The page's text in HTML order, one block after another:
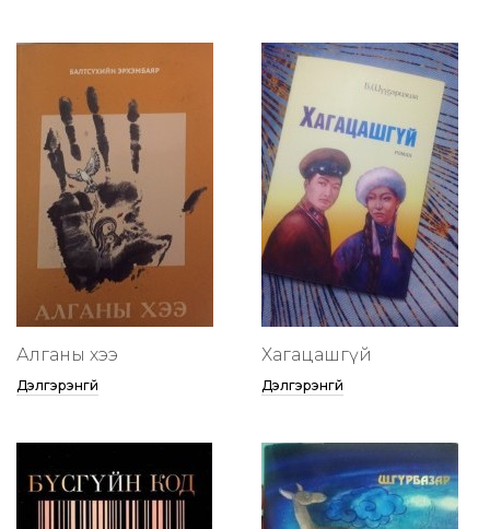
Алганы хээ
Дэлгэрэнгүй
Хагацашгүй
Дэлгэрэнгүй